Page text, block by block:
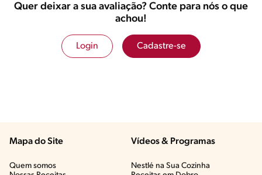
Quer deixar a sua avaliação? Conte para nós o que
achou!
Login Cadastre-se
Mapa do Site
Quem somos
Vídeos & Programas​
Nestlé na Sua Cozinha